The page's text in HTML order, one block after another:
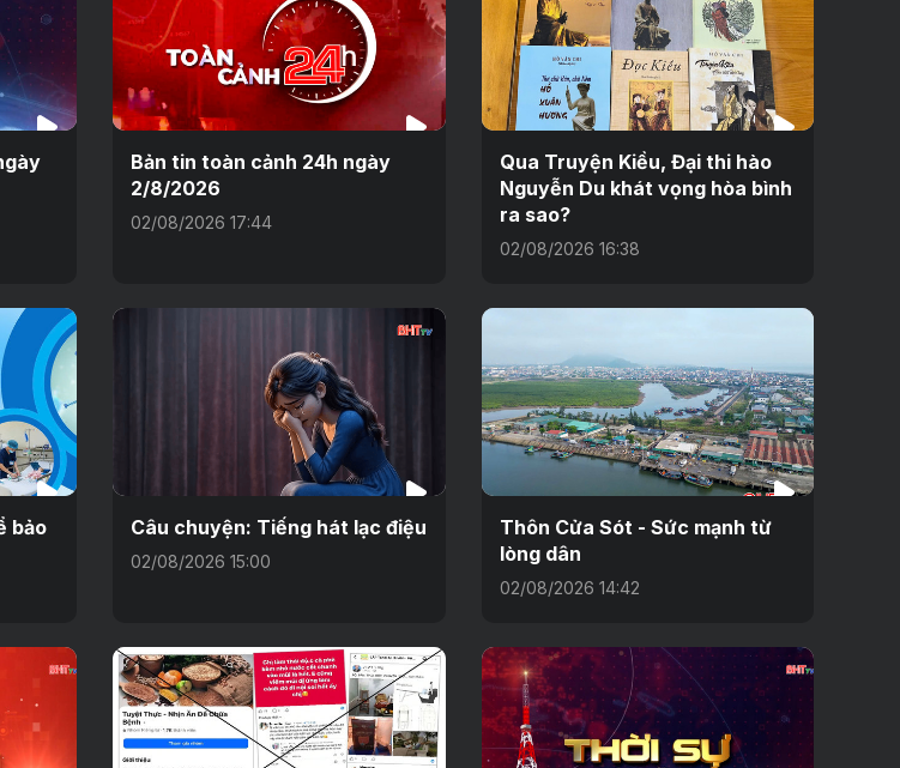
Bản tin toàn cảnh 24h ngày
2/8/2026
02/08/2026 17:44
Qua Truyện Kiều, Đại thi hào
Nguyễn Du khát vọng hòa bình
ra sao?
02/08/2026 16:38
bảo
Câu chuyện: Tiếng hát lạc điệu
02/08/2026 15:00
Thôn Cửa Sót - Sức mạnh từ
lòng dân
02/08/2026 14:42